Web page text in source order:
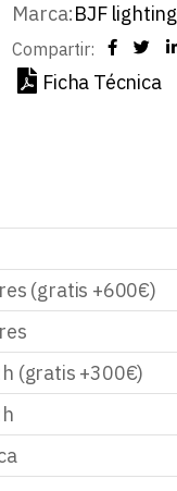
Marca:BJF lighting
Compartir:
Ficha Técnica
(gratis +600€)
(gratis +300€)